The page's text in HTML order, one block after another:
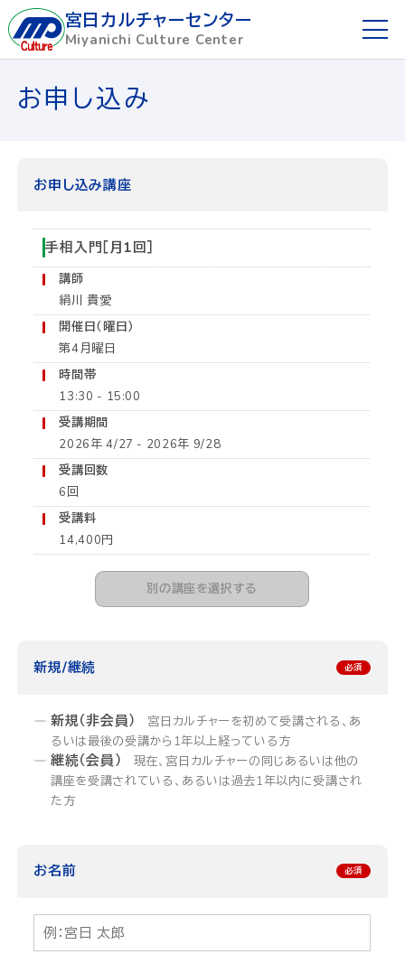
宮日カルチャーセンター
Miyanichi Culture Center
ホーム
お申し込み方法
講座を探す
講師募集
懇話会
宮日めばえ教室
お申し込み
お申し込み講座
手相入門［月1回］
講師
絹川 貴愛
開催日（曜日）
第4月曜日
時間帯
13:30 - 15:00
受講期間
2026年 4/27 - 2026年 9/28
受講回数
6回
受講料
14,400円
別の講座を選択する
新規/継続
新規（非会員）
宮日カルチャーを初めて受講される、あ
るいは最後の受講から1年以上経っている方
継続（会員）
現在、宮日カルチャーの同じあるいは他の
講座を受講されている、あるいは過去1年以内に受講され
た方
お名前